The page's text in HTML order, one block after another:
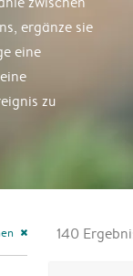
ergänze sie
eine
zu
close 140